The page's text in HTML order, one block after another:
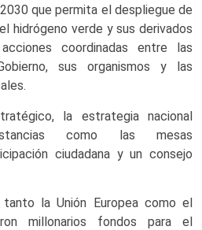
que permita el despliegue de
hidrógeno verde y sus derivados
coordinadas entre las
sus organismos y las
la estrategia nacional
como las mesas
ciudadana y un consejo
tanto la Unión Europea como el
millonarios fondos para el